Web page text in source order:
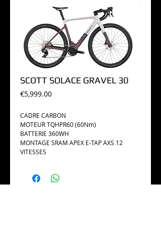
SCOTT SOLACE GRAVEL 30
€5,999.00Price
CADRE CARBON
MOTEUR TQHPR60 (60Nm)
BATTERIE 360WH
MONTAGE SRAM APEX E-TAP AXS 12
VITESSES